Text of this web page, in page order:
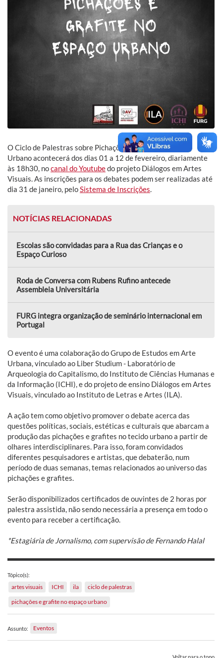
O Ciclo de Palestras sobre Pichações e Grafite no Espaço
Urbano acontecerá dos dias 01 a 12 de fevereiro, diariamente
às 18h30, nocanal do Youtubedo projeto Diálogos em Artes
Visuais. As inscrições para os debates podem ser realizadas até
dia 31 de janeiro, pelo Sistema de Inscrições
NOTÍCIAS RELACIONADAS
Escolas são convidadas para a Rua das Crianças e o
Espaço Curioso
Roda de Conversa com Rubens Rufino antecede
Assembleia Universitária
FURG integra organização de seminário internacional em
Portugal
O evento é uma colaboração do Grupo de Estudos em Arte
Urbana, vinculado ao Liber Studium - Laboratório de
Arqueologia do Capitalismo, do Instituto de Ciências Humanas e
da Informação (ICHI), e do projeto de ensino Diálogos em Artes
Visuais, vinculado ao Instituto de Letras e Artes (ILA).
A ação tem como objetivo promover o debate acerca das
questões políticas, sociais, estéticas e culturais que abarcam a
produção das pichações e grafites no tecido urbano a partir de
olhares interdisciplinares. Para isso, foram convidados
diferentes pesquisadores e artistas, que debaterão, num
período de duas semanas, temas relacionados ao universo das
pichações e grafites.
Serão disponibilizados certificados de ouvintes de 2 horas por
palestra assistida, não sendo necessária a presença em todo o
evento para receber a certificação.
*Estagiária de Jornalismo, com supervisão de Fernando Halal
Tópico(s):
artes visuais ICHI ila
ciclo de palestras
pichações e grafite no espaço urbano
Assunto: Eventos
Voltar para o topo